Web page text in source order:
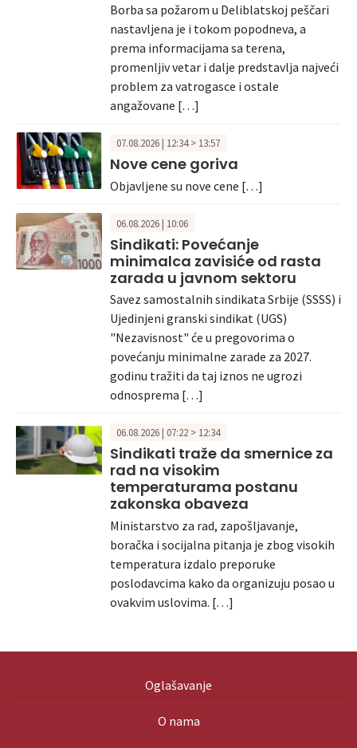
Borba sa požarom u Deliblatskoj peščari
nastavljena je i tokom popodneva, a
prema informacijama sa terena,
promenljiv vetar i dalje predstavlja najveći
problem za vatrogasce i ostale
angažovane […]
07.08.2026 | 12:34 > 13:57
Nove cene goriva
Objavljene su nove cene […]
06.08.2026 | 10:06
Sindikati: Povećanje
minimalca zavisiće od rasta
zarada u javnom sektoru
Savez samostalnih sindikata Srbije (SSSS) i
Ujedinjeni granski sindikat (UGS)
"Nezavisnost" će u pregovorima o
povećanju minimalne zarade za 2027.
godinu tražiti da taj iznos ne ugrozi
odnosprema […]
06.08.2026 | 07:22 > 12:34
Sindikati traže da smernice za
rad na visokim
temperaturama postanu
zakonska obaveza
Ministarstvo za rad, zapošljavanje,
boračka i socijalna pitanja je zbog visokih
temperatura izdalo preporuke
poslodavcima kako da organizuju posao u
ovakvim uslovima. […]
Oglašavanje
O nama